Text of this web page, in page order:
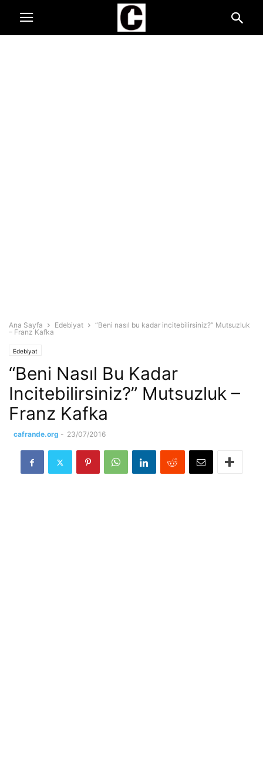
Ana Sayfa Edebiyat
“Beni nasıl bu kadar incitebilirsiniz?” Mutsuzluk
– Franz Kafka
Edebiyat
“Beni Nasıl Bu Kadar
Incitebilirsiniz?” Mutsuzluk –
Franz Kafka
cafrande.org - 23/07/2016